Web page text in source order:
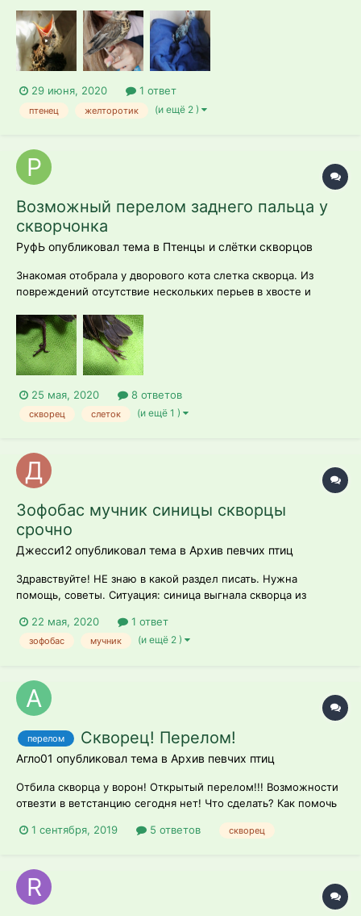
интересно кто же это на самом деле
29 июня, 2020 1 ответ
птенец желторотик (и ещё 2 )
Возможный перелом заднего пальца у
скворчонка
РуфЬ опубликовал тема в Птенцы и слётки скворцов
Знакомая отобрала у дворового кота слетка скворца. Из
повреждений отсутствие нескольких перьев в хвосте и
в крыле (стержень торчит). Все что нашла обработала,
антибиотики дала, кормлю сверчками. Сидит в мягкой
стрижиной переноске, без жердоче...
25 мая, 2020 8 ответов
скворец слеток (и ещё 1 )
Зофобас мучник синицы скворцы
срочно
Джесси12 опубликовал тема в Архив певчих птиц
Здравствуйте! НЕ знаю в какой раздел писать. Нужна
помощь, советы. Ситуация: синица выгнала скворца из
кормить ее. Мы сузили леток, поэтому там безопасно стало.
Но то, что она одна растить потомство собралась напрягает.
22 мая, 2020 1 ответ
зофобас мучник (и ещё 2 )
перелом Скворец! Перелом!
Агло01 опубликовал тема в Архив певчих птиц
Отбила скворца у ворон! Открытый перелом!!! Возможности
отвезти в ветстанцию сегодня нет! Что сделать? Как помочь
1 сентября, 2019
5 ответов скворец